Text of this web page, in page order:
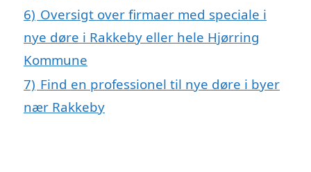
6) Oversigt over firmaer med speciale i
nye døre i Rakkeby eller hele Hjørring
Kommune
7) Find en professionel til nye døre i byer
nær Rakkeby